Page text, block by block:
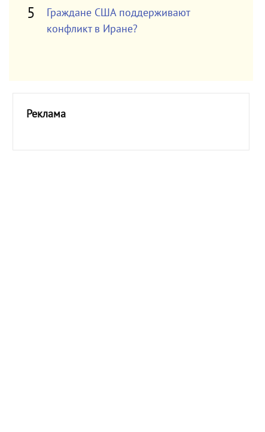
Граждане США поддерживают
конфликт в Иране?
Реклама